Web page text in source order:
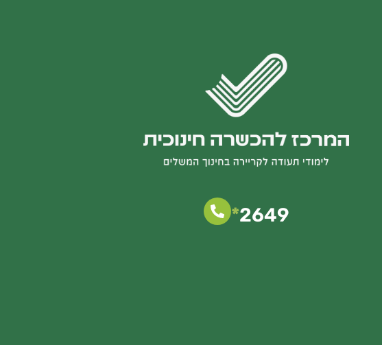
2649
*